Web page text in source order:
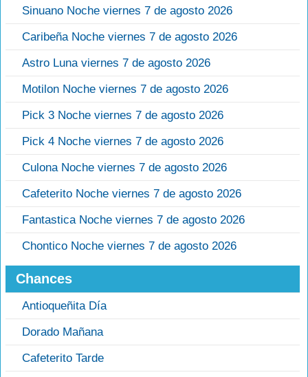
Sinuano Noche viernes 7 de agosto 2026
Caribeña Noche viernes 7 de agosto 2026
Astro Luna viernes 7 de agosto 2026
Motilon Noche viernes 7 de agosto 2026
Pick 3 Noche viernes 7 de agosto 2026
Pick 4 Noche viernes 7 de agosto 2026
Culona Noche viernes 7 de agosto 2026
Cafeterito Noche viernes 7 de agosto 2026
Fantastica Noche viernes 7 de agosto 2026
Chontico Noche viernes 7 de agosto 2026
Chances
Antioqueñita Día
Dorado Mañana
Cafeterito Tarde